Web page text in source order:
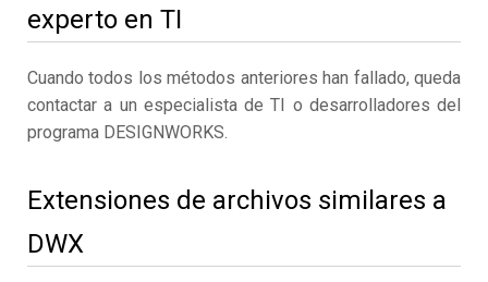
experto en TI
Cuando todos los métodos anteriores han fallado, queda
contactar a un especialista de TI o desarrolladores del
programa DESIGNWORKS.
Extensiones de archivos similares a
DWX